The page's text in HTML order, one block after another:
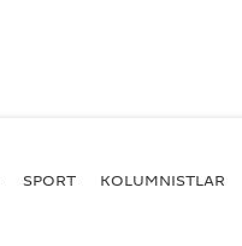
SPORT KOLUMNISTLAR